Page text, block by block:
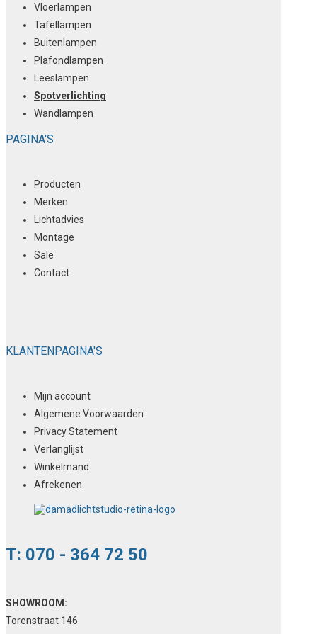
Vloerlampen
Tafellampen
Buitenlampen
Plafondlampen
Leeslampen
Spotverlichting
Wandlampen
PAGINA'S
Producten
Merken
Lichtadvies
Montage
Sale
Contact
KLANTENPAGINA'S
Mijn account
Algemene Voorwaarden
Privacy Statement
Verlanglijst
Winkelmand
Afrekenen
T: 070 - 364 72 50
SHOWROOM:
Torenstraat 146